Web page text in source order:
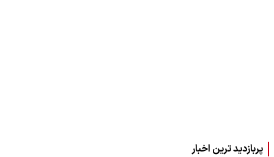
پربازدید ترین اخبار